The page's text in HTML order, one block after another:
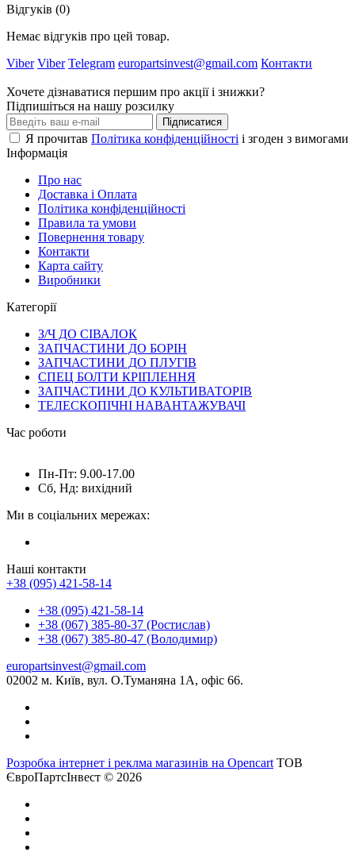
Відгуків (0)
Немає відгуків про цей товар.
Viber Viber Telegram europartsinvest@gmail.com Контакти
Хочете дізнаватися першим про акції і знижки?
Підпишіться на нашу розсилку
Підписатися
Я прочитав Політика конфіденційності і згоден з вимогами
Інформація
Про нас
Доставка і Оплата
Політика конфіденційності
Правила та умови
Повернення товару
Контакти
Карта сайту
Виробники
Категорії
З/Ч ДО СІВАЛОК
ЗАПЧАСТИНИ ДО БОРІН
ЗАПЧАСТИНИ ДО ПЛУГІВ
СПЕЦ БОЛТИ КРІПЛЕННЯ
ЗАПЧАСТИНИ ДО КУЛЬТИВАТОРІВ
ТЕЛЕСКОПІЧНІ НАВАНТАЖУВАЧІ
Час роботи
Пн-Пт: 9.00-17.00
Сб, Нд: вихідний
Ми в соціальних мережах:
Наші контакти
+38 (095) 421-58-14
+38 (095) 421-58-14
+38 (067) 385-80-37 (Ростислав)
+38 (067) 385-80-47 (Володимир)
europartsinvest@gmail.com
02002 м. Київ, вул. О.Туманяна 1А, офіс 66.
Розробка інтернет і реклма магазинів на Opencart ТОВ
ЄвроПартсІнвест © 2026